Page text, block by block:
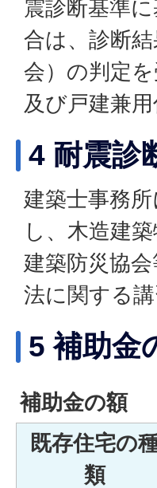
震診断基準
合は、診断
会）の判定
及び戸建兼
4 耐震診
建築士事務
し、木造建
建築防災協
法に関する
5 補助金
補助金の額
既存住宅の
類